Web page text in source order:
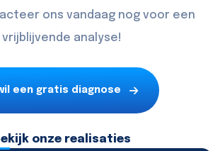
ons vandaag nog voor een
vrijblijvende analyse!
wil een gratis diagnose
onze realisaties